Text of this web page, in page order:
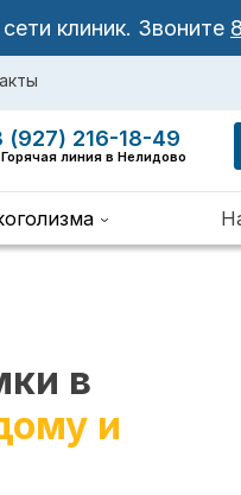
клиник. Звоните
(927) 216-18-49
Горячая линия в Нелидово
в
и